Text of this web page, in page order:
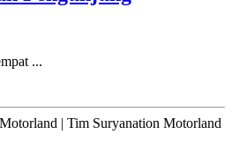
...